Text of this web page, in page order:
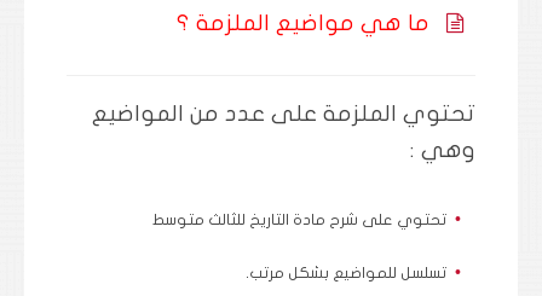
ما هي مواضيع الملزمة ؟
تحتوي الملزمة على عدد من المواضيع
وهي :
تحتوي على شرح مادة التاريخ للثالث متوسط
تسلسل للمواضيع بشكل مرتب.